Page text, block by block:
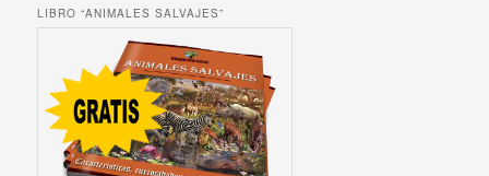
LIBRO “ANIMALES SALVAJES”